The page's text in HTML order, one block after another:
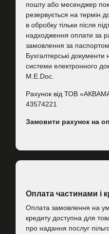
пошту або месенджер
резервується на термін
в обробку тільки після
надходження оплати за
замовлення за паспортом
Бухгалтерські
системи електронного
M.E.Doc.
Рахунок від ТОВ
43574221
Замовити рахунок на
Оплата частинами і
Оплата замовлення на
кредиту доступна для
про надання послуг